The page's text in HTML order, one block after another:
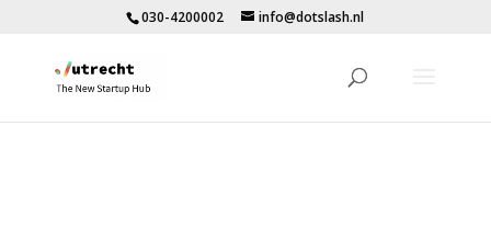
030-4200002 info@dotslash.nl